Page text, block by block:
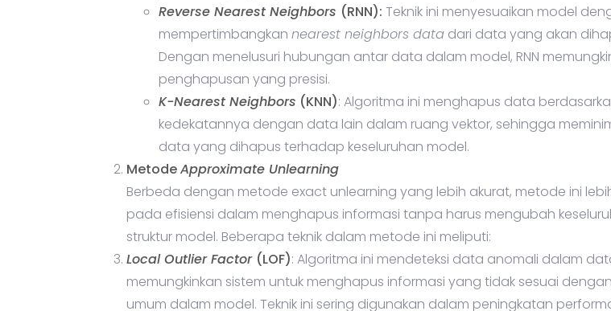
Reverse Nearest Neighbors (RNN): Teknik ini menyesuaikan model
mempertimbangkan nearest neighbors data dari data yang akan
Dengan menelusuri hubungan antar data dalam model, RNN
penghapusan yang presisi.
K-Nearest Neighbors (KNN): Algoritma ini menghapus data
kedekatannya dengan data lain dalam ruang vektor, sehingga
data yang dihapus terhadap keseluruhan model.
MetodeApproximate Unlearning
Berbeda dengan metode exact unlearning yang lebih akurat, metode ini
pada efisiensi dalam menghapus informasi tanpa harus mengubah
struktur model. Beberapa teknik dalam metode ini meliputi:
Local Outlier Factor (LOF): Algoritma ini mendeteksi data anomali dalam
memungkinkan sistem untuk menghapus informasi yang tidak sesuai
umum dalam model. Teknik ini sering digunakan dalam peningkatan